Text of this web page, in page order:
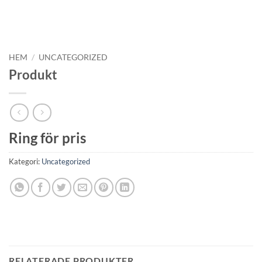
HEM / UNCATEGORIZED
Produkt
Ring för pris
Kategori: Uncategorized